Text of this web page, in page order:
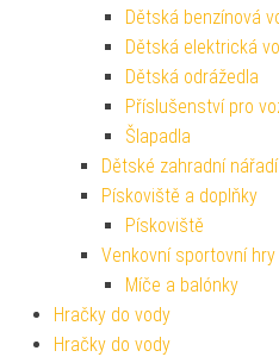
Dětská benzínová
Dětská elektrická
Dětská odrážedla
Příslušenství pro
Šlapadla
Dětské zahradní nářadí
Pískoviště a doplňky
Pískoviště
Venkovní sportovní hry
Míče a balónky
Hračky do vody
Hračky do vody